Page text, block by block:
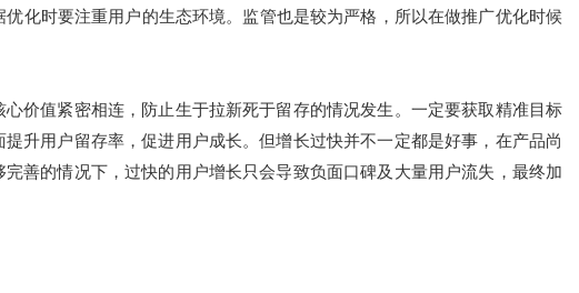
优化时要注重用户的生态环境。监管也是较为严格，所以在做推广优化时候
价值紧密相连，防止生于拉新死于留存的情况发生。一定要获取精准目标
升用户留存率，促进用户成长。但增长过快并不一定都是好事，在产品尚
善的情况下，过快的用户增长只会导致负面口碑及大量用户流失，最终加